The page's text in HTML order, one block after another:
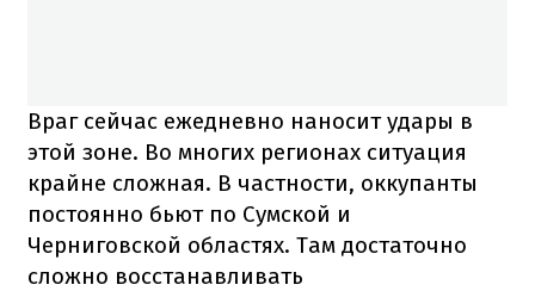
Враг сейчас ежедневно наносит удары в
этой зоне. Во многих регионах ситуация
крайне сложная. В частности, оккупанты
постоянно бьют по Сумской и
Черниговской областях. Там достаточно
сложно восстанавливать